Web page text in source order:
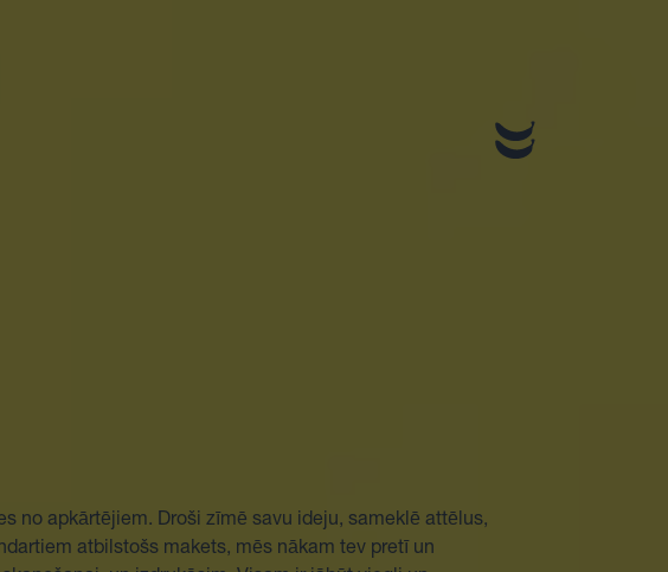
no apkārtējiem. Droši zīmē savu ideju, sameklē attēlus,
atbilstošs makets, mēs nākam tev pretī un